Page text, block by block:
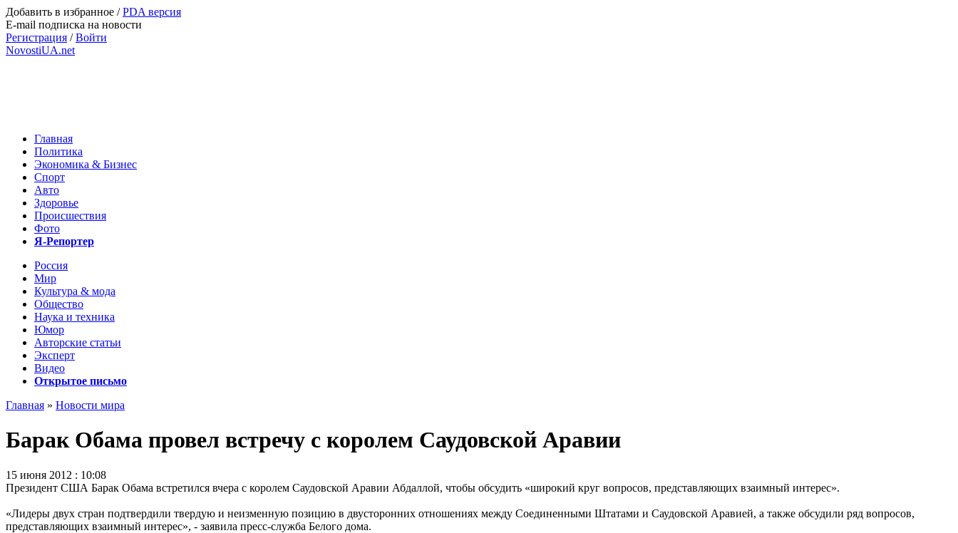
Добавить в избранное /PDA версия
E-mail подписка на новости
Регистрация /Войти
NovostiUA.net
Главная
Политика
Экономика & Бизнес
Спорт
Авто
Здоровье
Происшествия
Фото
Я-Репортер
Россия
Мир
Культура & мода
Общество
Наука и техника
Юмор
Авторские статьи
Эксперт
Видео
Открытое письмо
Главная » Новости мира
Барак Обама провел встречу с королем Саудовской Аравии
15 июня 2012 : 10:08
Президент США Барак Обама встретился вчера с королем Саудовской Аравии Абдаллой, чтобы обсудить «широкий круг вопросов, представляющих взаимный интерес».
«Лидеры двух стран подтвердили твердую и неизменную позицию в двусторонних отношениях между Соединенными Штатами и Саудовской Аравией, а также обсудили ряд вопросов,
представляющих взаимный интерес», - заявила пресс-служба Белого дома.